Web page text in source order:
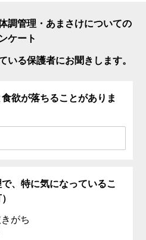
調管理・あまさけについての
ケート
いる保護者にお聞きします。
欲が落ちることがありま
、特に気になっているこ
がち